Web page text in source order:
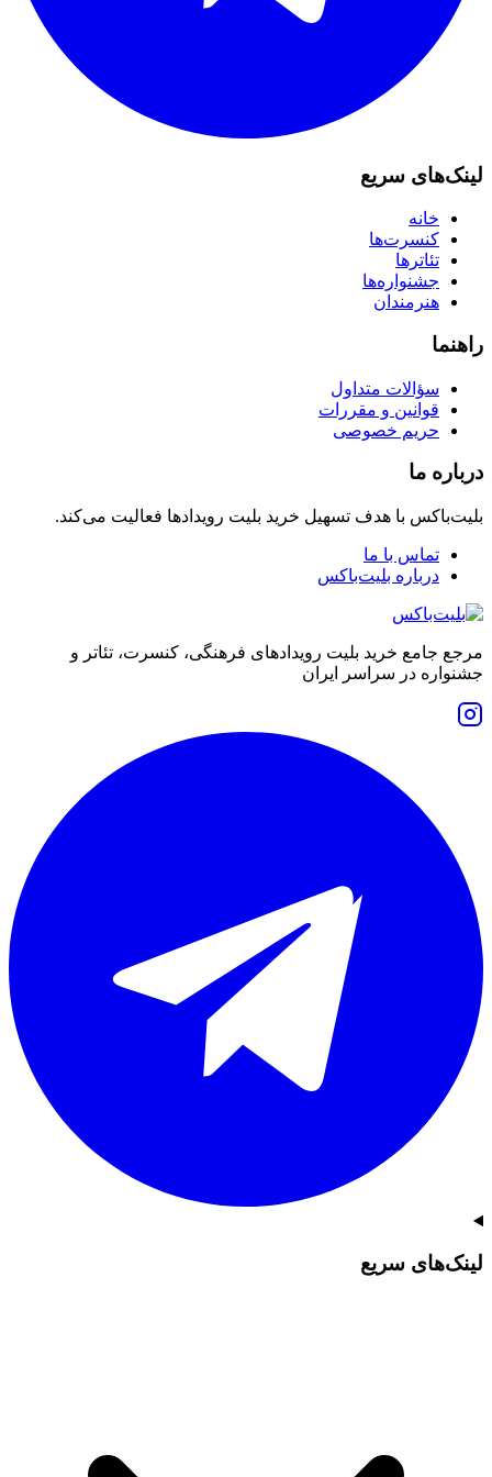
لینک‌های سریع
خانه
کنسرت‌ها
تئاترها
جشنواره‌ها
هنرمندان
راهنما
سؤالات متداول
قوانین و مقررات
حریم خصوصی
درباره ما
بلیت‌باکس با هدف تسهیل خرید بلیت رویدادها فعالیت می‌کند.
تماس با ما
درباره بلیت‌باکس
مرجع جامع خرید بلیت رویدادهای فرهنگی، کنسرت، تئاتر و
جشنواره در سراسر ایران
لینک‌های سریع